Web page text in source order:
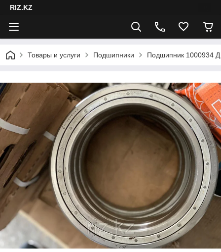
RIZ.KZ
Товары и услуги Подшипники Подшипник 1000934